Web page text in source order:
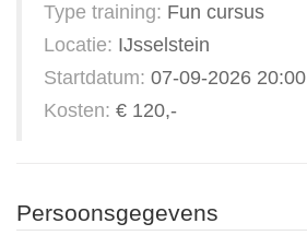
Type training: Fun cursus
Locatie: IJsselstein
Startdatum: 07-09-2026 20:00
Kosten: € 120,-
Persoonsgegevens